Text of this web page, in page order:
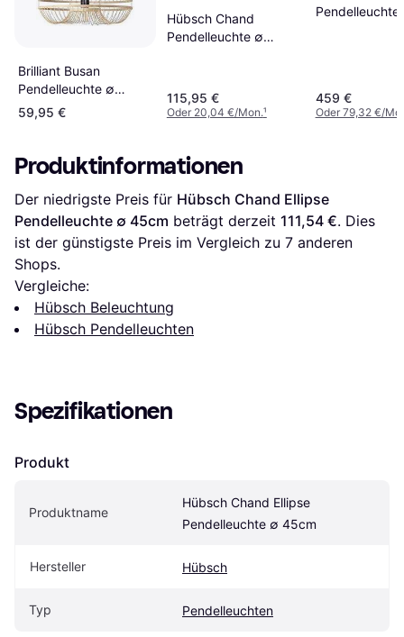
Brilliant Busan
Pendelleuchte ∅
48cm
59,95 €
Hübsch Chand
Pendelleuchte ∅
115,95 €
Oder 20,04 €/Mon.¹
Pendelleuchte
459 €
Oder 79,32 €/
Produktinformationen
Der niedrigste Preis für Hübsch Chand Ellipse
Pendelleuchte ∅ 45cm beträgt derzeit 111,54 €. Dies
ist der günstigste Preis im Vergleich zu 7 anderen
Shops.
Vergleiche:
Hübsch Beleuchtung
Hübsch Pendelleuchten
Spezifikationen
Produkt
Produktname
Hübsch Chand Ellipse
Pendelleuchte ∅ 45cm
Hersteller Hübsch
Typ Pendelleuchten